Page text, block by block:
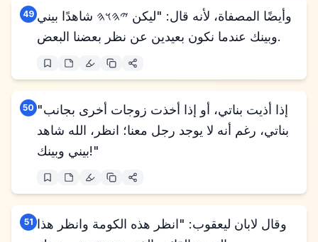
49 وأيضًا المصفاة، لأنه قال: "ليكن 𐤉𐤄𐤅𐤄 شاهدًا بيني
وبينك عندما نكون بعيدين عن نظر بعضنا البعض.
50 "إذا أذيت بناتي، أو إذا أخذت زوجات أخرى بجانب
بناتي، رغم أنه لا يوجد رجل معنا؛ انظر، الله شاهد
بيني وبينك!"
51 وقال لابان ليعقوب: "انظر هذه الكومة وانظر هذا